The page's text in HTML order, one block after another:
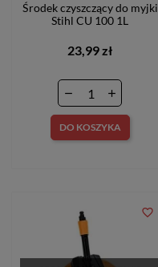
Środek czyszczący do myjki
Stihl CU 100 1L
23,99 zł
DO KOSZYKA
favorite_border